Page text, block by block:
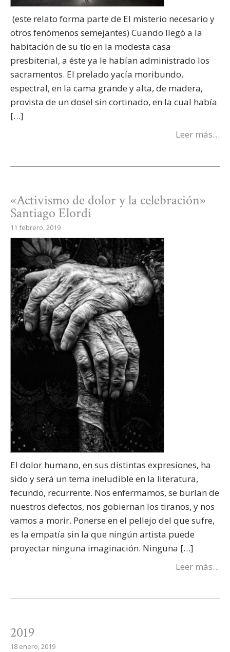
(este relato forma parte de El misterio necesario y
otros fenómenos semejantes) Cuando llegó a la
habitación de su tío en la modesta casa
presbiterial, a éste ya le habían administrado los
sacramentos. El prelado yacía moribundo,
espectral, en la cama grande y alta, de madera,
provista de un dosel sin cortinado, en la cual había
[…]
Leer más…
«Activismo de dolor y la celebración»
Santiago Elordi
11 febrero, 2019
El dolor humano, en sus distintas expresiones, ha
sido y será un tema ineludible en la literatura,
fecundo, recurrente. Nos enfermamos, se burlan de
nuestros defectos, nos gobiernan los tiranos, y nos
vamos a morir. Ponerse en el pellejo del que sufre,
es la empatía sin la que ningún artista puede
proyectar ninguna imaginación. Ninguna […]
Leer más…
2019
18 enero, 2019